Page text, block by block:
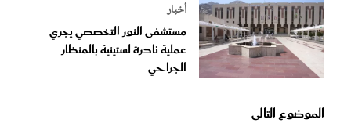
أخبار
مستشفى النور التخصصي يجري
عملية نادرة لستينية بالمنظار
الجراحي
الموضوع التالى